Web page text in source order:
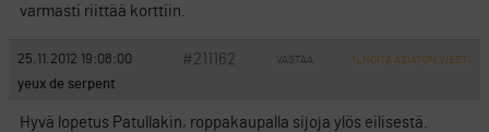
varmasti riittää korttiin.
25.11.2012 19:08:00 #211162 VASTAA ILMOITA ASIATON VIESTI
yeux de serpent
Hyvä lopetus Patullakin, roppakaupalla sijoja ylös eilisestä.